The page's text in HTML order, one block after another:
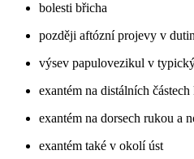
bolesti břicha
později aftózní projevy v
výsev papulovezikul v
exantém na distálních
exantém na dorsech rukou a
exantém také v okolí úst